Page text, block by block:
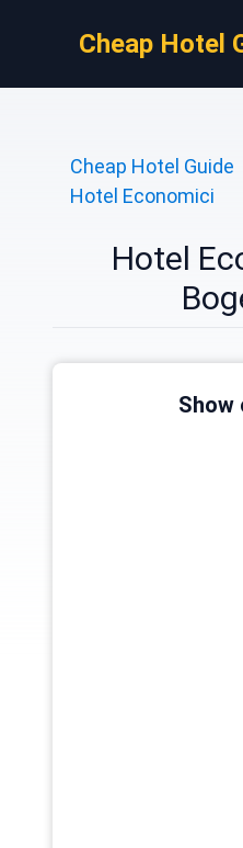
Cheap Hotel
Cheap Hotel Guide
Hotel Economici
Hotel
Show